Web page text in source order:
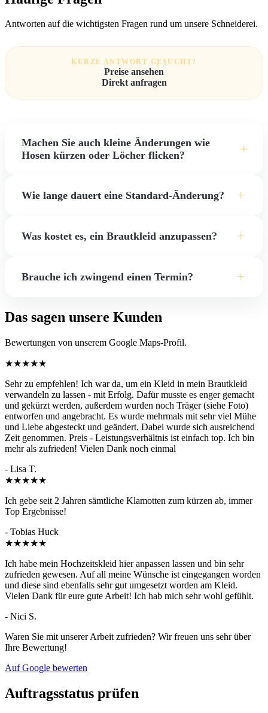
Antworten auf die wichtigsten Fragen rund um unsere Schneiderei.
KURZE ANTWORT GESUCHT?
Preise ansehen
Direkt anfragen
Machen Sie auch kleine Änderungen wie
Hosen kürzen oder Löcher flicken?
+
Ja, ausdrücklich. Wir kürzen Hosen und Jeans, machen
abgetragene Stellen aus. Für viele kleinere Arbeiten können
Wie lange dauert eine Standard-Änderung? +
In der Regel benötigen wir für klassische Änderungen wie
wir nach Absprache auch einen Express-Service an.
Was kostet es, ein Brautkleid anzupassen? +
Da jedes Brautkleid einzigartig ist (Stoffe, Lagen, Spitze,
tatsächlichen Aufwand. Gerne erstellen wir Ihnen bei einem
unverbindlichen Kostenvoranschlag.
Brauche ich zwingend einen Termin? +
Für kleinere Änderungen wie Hosen kürzen, Jeans enger
Beratungstermin nötig. Für komplexere Anliegen,
insbesondere bei Brautkleidern, Maßanfertigungen oder
Terminvereinbarung.
Das sagen unsere Kunden
Bewertungen von unserem Google Maps-Profil.
★★★★★
Sehr zu empfehlen! Ich war da, um ein Kleid in mein Brautkleid
verwandeln zu lassen - mit Erfolg. Dafür musste es enger gemacht
und gekürzt werden, außerdem wurden noch Träger (siehe Foto)
entworfen und angebracht. Es wurde mehrmals mit sehr viel Mühe
und Liebe abgesteckt und geändert. Dabei wurde sich ausreichend
Zeit genommen. Preis - Leistungsverhältnis ist einfach top. Ich bin
mehr als zufrieden! Vielen Dank noch einmal
- Lisa T.
★★★★★
Ich gebe seit 2 Jahren sämtliche Klamotten zum kürzen ab, immer
Top Ergebnisse!
- Tobias Huck
★★★★★
Ich habe mein Hochzeitskleid hier anpassen lassen und bin sehr
zufrieden gewesen. Auf all meine Wünsche ist eingegangen worden
und diese sind ebenfalls sehr gut umgesetzt worden am Kleid.
Vielen Dank für eure gute Arbeit! Ich hab mich sehr wohl gefühlt.
- Nici S.
Waren Sie mit unserer Arbeit zufrieden? Wir freuen uns sehr über
Ihre Bewertung!
Auf Google bewerten
Auftragsstatus prüfen